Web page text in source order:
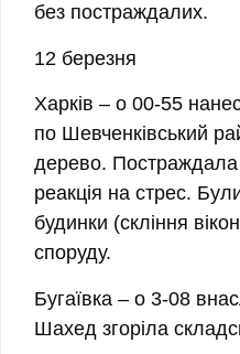
без постраждалих.
12 березня
Харків – о 00-55
по Шевченківський
дерево. Постраждала
реакція на стрес.
будинки (скління
споруду.
Бугаївка – о 3-08
Шахед згоріла